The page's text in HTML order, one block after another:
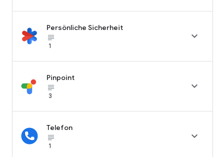
Persönliche Sicherheit
subject_black
1

Pinpoint
subject_black
3

Telefon
subject_black
1
